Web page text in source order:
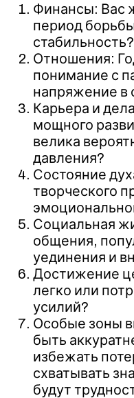
Финансы: Вас
период
стабильность?
Отношения:
понимание с
напряжение в
Карьера и
мощного
велика
давления?
Состояние
творческого
Социальная
общения,
уединения и
Достижение
легко или
усилий?
Особые зоны
быть
избежать
схватывать
будут